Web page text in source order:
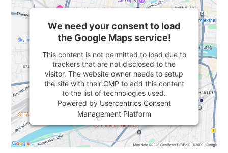
We need your consent to load
the Google Maps service!
This content is not permitted to load due to
trackers that are not disclosed to the
visitor. The website owner needs to setup
the site with their CMP to add this content
to the list of technologies used.
Powered by Usercentrics Consent
Management Platform